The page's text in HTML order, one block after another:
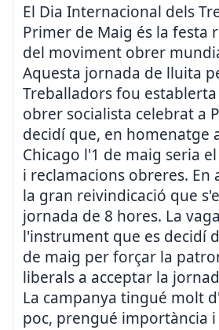
El Dia Internacional dels
Primer de Maig és la festa
del moviment obrer
Aquesta jornada de lluita
Treballadors fou
obrer socialista celebrat a
decidí que, en homenatge
Chicago l'1 de maig seria
i reclamacions obreres. En
la gran reivindicació que
jornada de 8 hores. La
l'instrument que es decidí
de maig per forçar la
liberals a acceptar la
La campanya tingué molt
poc, prengué importància i